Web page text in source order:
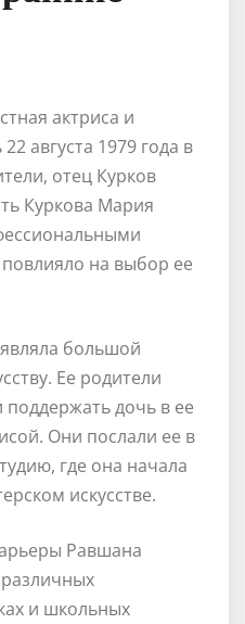
актриса и
августа 1979 года в
отец Курков
Куркова Мария
на выбор ее
большой
Ее родители
дочь в ее
Они послали ее в
где она начала
искусстве.
Равшана
и школьных